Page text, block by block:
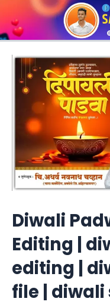
to
content
Diwali
Editing |
editing |
file |